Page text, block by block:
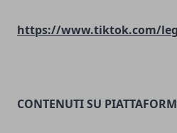
https://www.tiktok.com/
CONTENUTI SU